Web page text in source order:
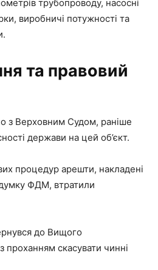
трубопроводу, насосні
виробничі потужності та
та правовий
з Верховним Судом, раніше
держави на цей об’єкт.
процедур арешти, накладені
ФДМ, втратили
до Вищого
проханням скасувати чинні